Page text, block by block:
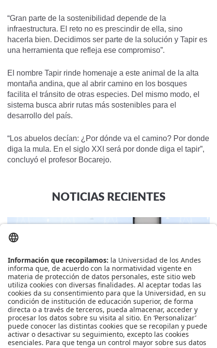
“Gran parte de la sostenibilidad depende de la
infraestructura. El reto no es prescindir de ella, sino
hacerla bien. Decidimos ser parte de la solución y Tapir es
una herramienta que refleja ese compromiso”.
El nombre Tapir rinde homenaje a este animal de la alta
montaña andina, que al abrir camino en los bosques
facilita el tránsito de otras especies. Del mismo modo, el
sistema busca abrir rutas más sostenibles para el
desarrollo del país.
“Los abuelos decían: ¿Por dónde va el camino? Por donde
diga la mula. En el siglo XXI será por donde diga el tapir”,
concluyó el profesor Bocarejo.
NOTICIAS RECIENTES